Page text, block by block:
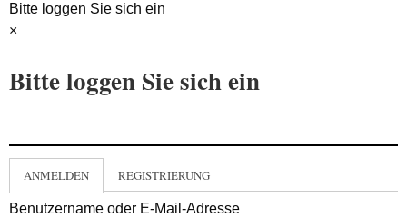
Bitte loggen Sie sich ein
×
Bitte loggen Sie sich ein
ANMELDEN REGISTRIERUNG
Benutzername oder E-Mail-Adresse